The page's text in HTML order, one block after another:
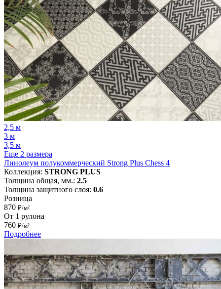
2,5 м
3 м
3,5 м
Еще 2 размера
Линолеум полукоммерческий Strong Plus Chess 4
Коллекция: STRONG PLUS
Толщина общая, мм.: 2.5
Толщина защитного слоя: 0.6
Розница
870 ₽/м²
От 1 рулона
760 ₽/м²
Подробнее